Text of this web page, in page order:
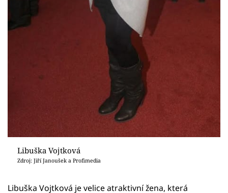
Libuška Vojtková
Zdroj: Jiří Janoušek a Profimedia
Libuška Vojtková je velice atraktivní žena, která